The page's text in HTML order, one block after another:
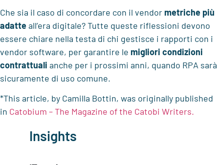
Che sia il caso di concordare con il vendor metriche più
adatteall’era digitale? Tutte queste riflessioni devono
essere chiare nella testa di chi gestisce i rapporti con i
vendor software, per garantire le migliori condizioni
contrattuali anche per i prossimi anni, quando RPA sarà
sicuramente di uso comune.
*This article, by Camilla Bottin, was originally published
in Catobium – The Magazine of the Catobi Writers.
Insights